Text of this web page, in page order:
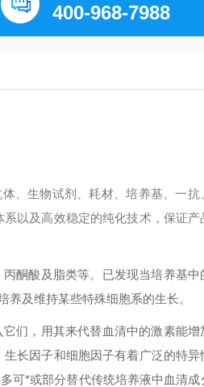
400-968-7988
、生物试剂、耗材、培养基、一抗
以及高效稳定的纯化技术，保证产
酮酸及脂类等。已发现当培养基中
及维持某些特殊细胞系的生长。
们，用其来代替血清中的激素能增
长因子和细胞因子有着广泛的特异
可*或部分替代传统培养液中血清成